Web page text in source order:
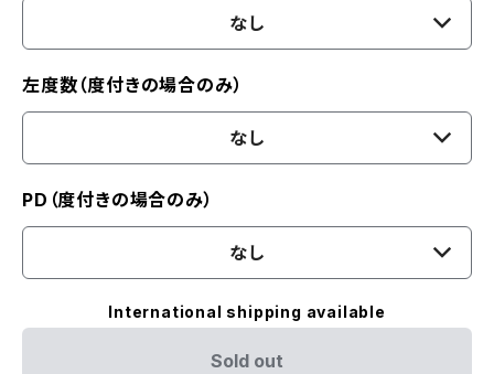
なし
左度数（度付きの場合のみ）
なし
PD（度付きの場合のみ）
なし
International shipping available
Sold out